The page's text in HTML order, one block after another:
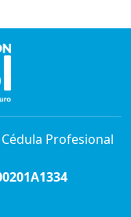
Profesional